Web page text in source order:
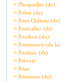
¤ Plusquellec (de)
¤ Poher (de)
¤ Pont-Château (de)
¤ Pontcallec (de)
¤ Ponthou (du)
¤ Porteneuve (de la)
¤ Poulmic (de)
¤ Prévost
¤ Péan
¤ Pérennou (du)